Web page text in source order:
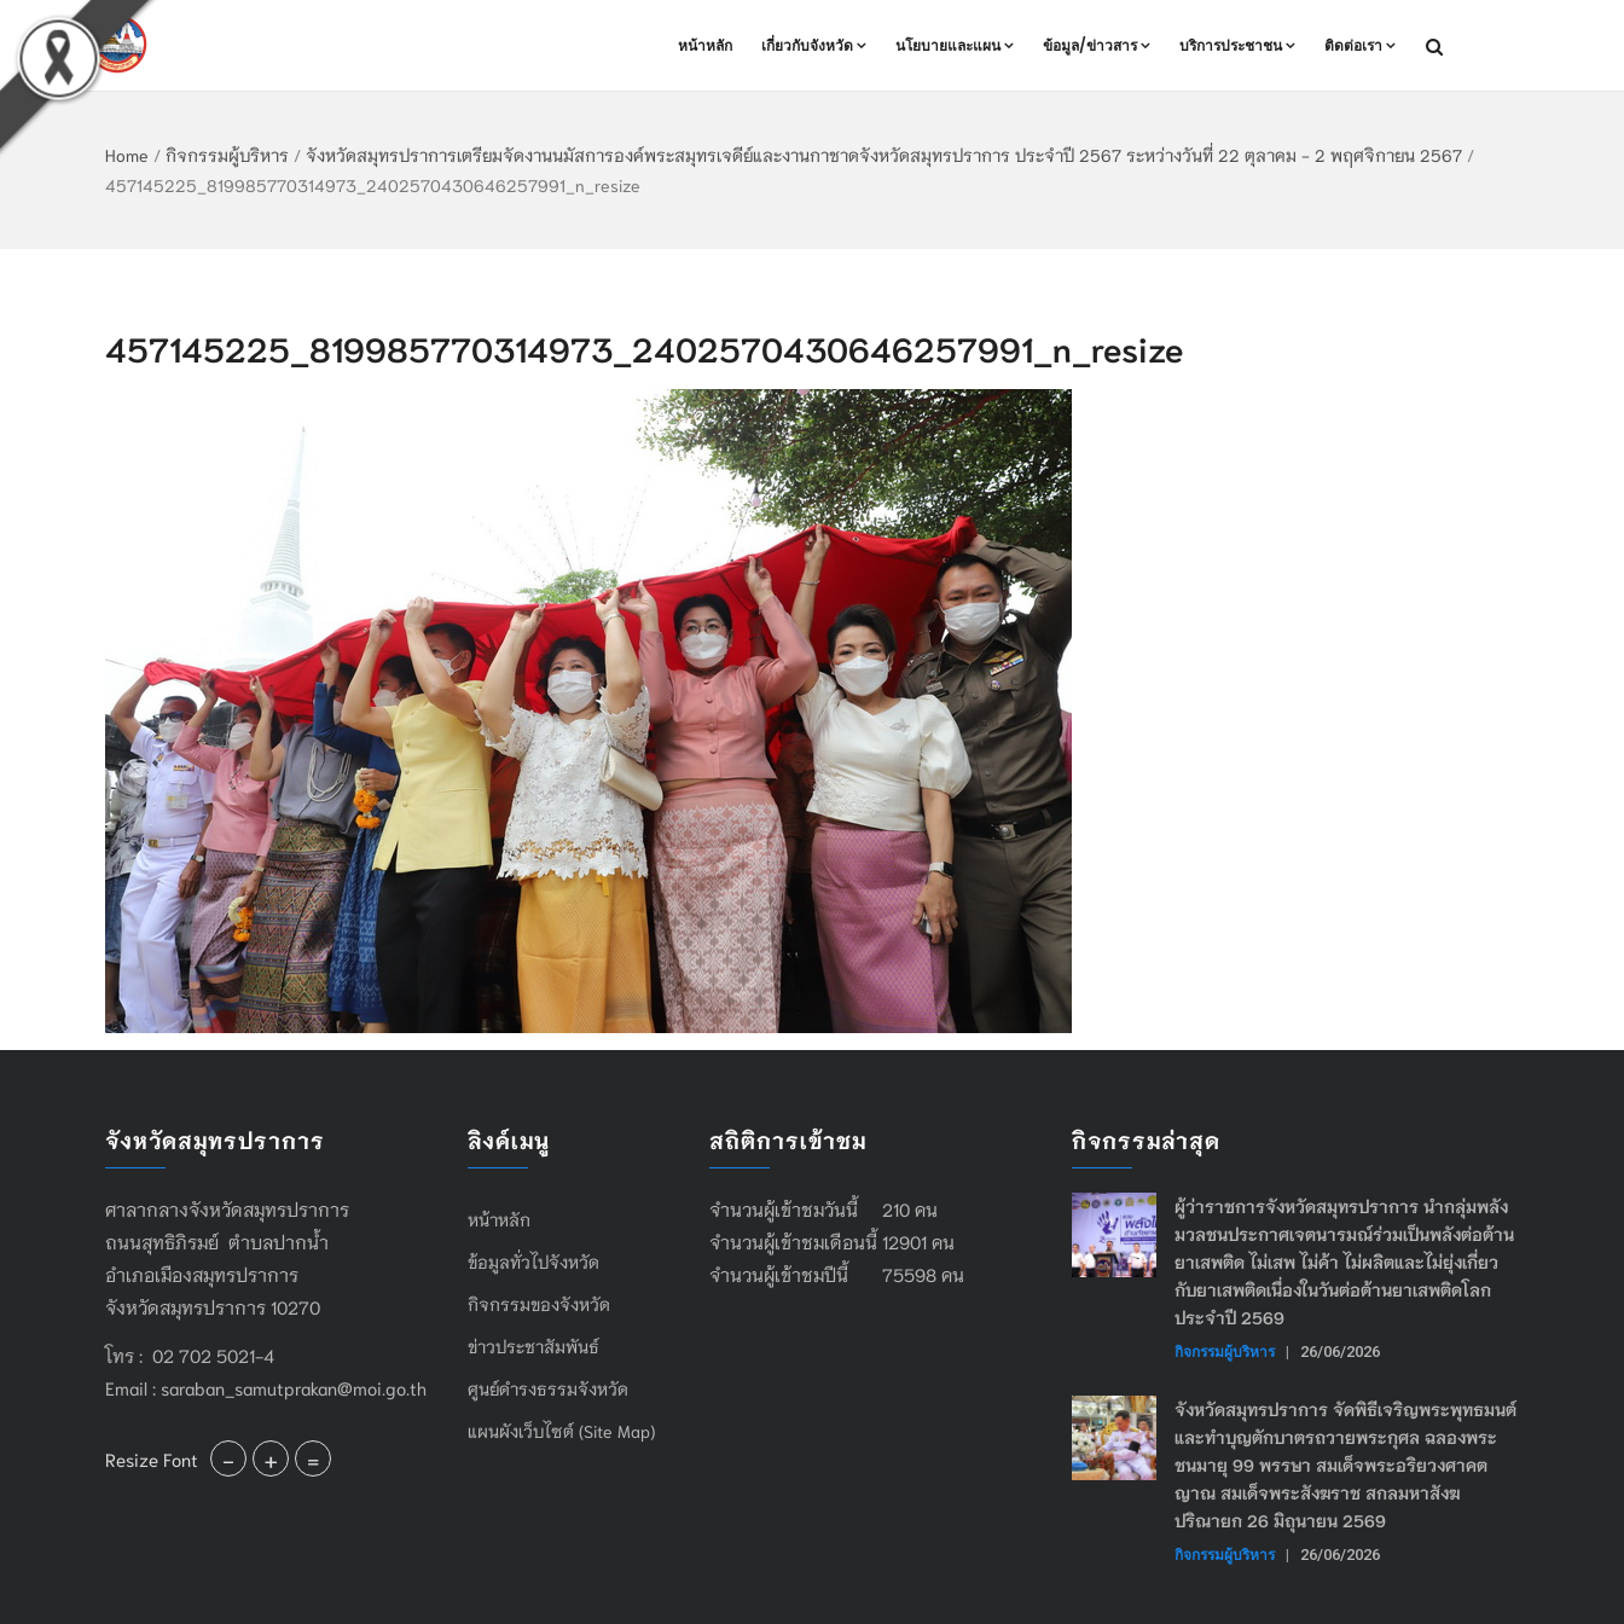
หน้าหลัก เกี่ยวกับจังหวัด นโยบายและแผน ข้อมูล/ข่าวสาร บริการประชาชน ติดต่อเรา
Home / กิจกรรมผู้บริหาร / จังหวัดสมุทรปราการเตรียมจัดงานนมัสการองค์พระสมุทรเจดีย์และงานกาชาดจังหวัดสมุทรปราการ ประจำปี 2567 ระหว่างวันที่ 22 ตุลาคม - 2 พฤศจิกายน 2567 /
457145225_819985770314973_2402570430646257991_n_resize
457145225_819985770314973_2402570430646257991_n_resize
จังหวัดสมุทรปราการ
ศาลากลางจังหวัดสมุทรปราการ
ถนนสุทธิภิรมย์ ตำบลปากน้ำ
อำเภอเมืองสมุทรปราการ
จังหวัดสมุทรปราการ 10270
โทร : 02 702 5021-4
Email : saraban_samutprakan@moi.go.th
Resize Font - + =
ลิงค์เมนู
หน้าหลัก
ข้อมูลทั่วไปจังหวัด
กิจกรรมของจังหวัด
ข่าวประชาสัมพันธ์
ศูนย์ดำรงธรรมจังหวัด
แผนผังเว็บไซต์ (Site Map)
สถิติการเข้าชม
จำนวนผู้เข้าชมวันนี้ 210 คน
จำนวนผู้เข้าชมเดือนนี้ 12901 คน
จำนวนผู้เข้าชมปีนี้ 75598 คน
กิจกรรมล่าสุด
ผู้ว่าราชการจังหวัดสมุทรปราการ นำกลุ่มพลัง
มวลชนประกาศเจตนารมณ์ร่วมเป็นพลังต่อต้าน
ยาเสพติด ไม่เสพ ไม่ค้า ไม่ผลิตและไม่ยุ่งเกี่ยว
กับยาเสพติดเนื่องในวันต่อต้านยาเสพติดโลก
ประจำปี 2569
กิจกรรมผู้บริหาร | 26/06/2026
จังหวัดสมุทรปราการ จัดพิธีเจริญพระพุทธมนต์
และทำบุญตักบาตรถวายพระกุศล ฉลองพระ
ชนมายุ 99 พรรษา สมเด็จพระอริยวงศาคต
ญาณ สมเด็จพระสังฆราช สกลมหาสังฆ
ปริณายก 26 มิถุนายน 2569
กิจกรรมผู้บริหาร | 26/06/2026